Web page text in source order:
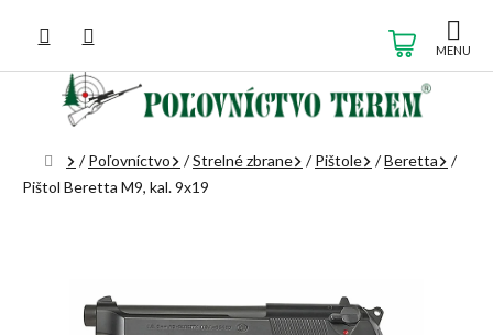
obsah
KOŠÍK
Domov
/ Poľovníctvo /Strelné zbrane / Pištole /Beretta
/
Pištol Beretta M9, kal. 9x19